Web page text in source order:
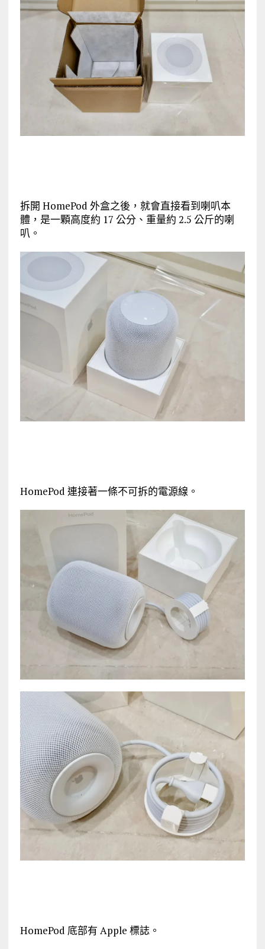
拆開 HomePod 外盒之後，就會直接看到喇叭本
體，是一顆高度約 17 公分、重量約 2.5 公斤的喇
叭。
HomePod 連接著一條不可拆的電源線。
HomePod 底部有 Apple 標誌。